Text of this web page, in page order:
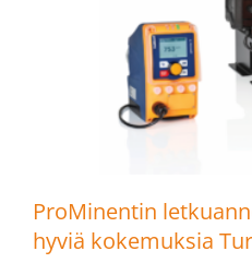
ProMinentin
hyviä kokemuksia